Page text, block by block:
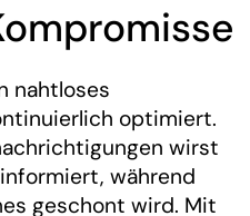
nahtloses
optimiert.
wirst
während
geschont wird. Mit